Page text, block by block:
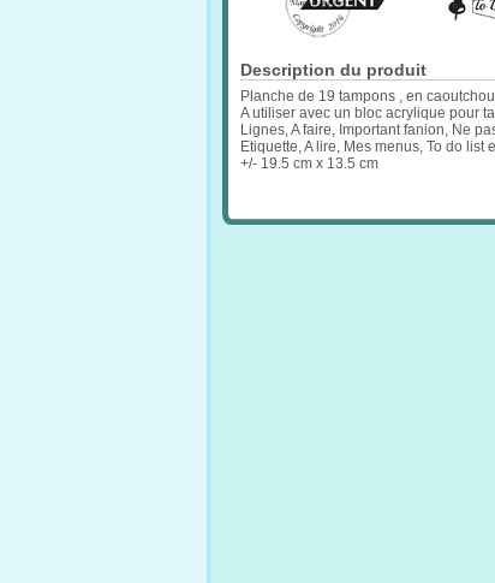
Description du produit
Planche de 19 tampons , en
A utiliser avec un bloc acrylique pour
Lignes, A faire, Important fanion, Ne
Etiquette, A lire, Mes menus, To do
+/- 19.5 cm x 13.5 cm